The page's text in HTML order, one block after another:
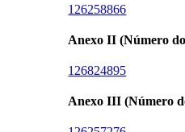
126258866
Anexo II (Número
126824895
Anexo III (Número